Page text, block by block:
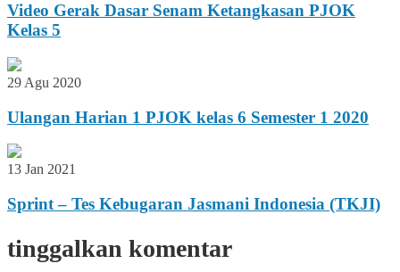
Video Gerak Dasar Senam Ketangkasan PJOK
Kelas 5
29 Agu 2020
Ulangan Harian 1 PJOK kelas 6 Semester 1 2020
13 Jan 2021
Sprint – Tes Kebugaran Jasmani Indonesia (TKJI)
tinggalkan komentar